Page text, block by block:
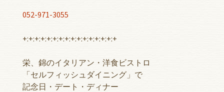
052-971-3055
+:+:+:+:+:+:+:+:+:+:+:+:+:+:+:+
栄、錦のイタリアン・洋食ビストロ
「セルフィッシュダイニング」で
記念日・デート・ディナー